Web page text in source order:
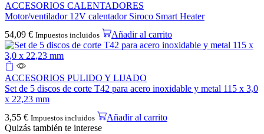
ACCESORIOS CALENTADORES
Motor/ventilador 12V calentador Siroco Smart Heater
54,09 € Impuestos incluidos Añadir al carrito
ACCESORIOS PULIDO Y LIJADO
Set de 5 discos de corte T42 para acero inoxidable y metal 115 x 3,0
x 22,23 mm
3,55 € Impuestos incluidos
Añadir al carrito
Quizás también te interese